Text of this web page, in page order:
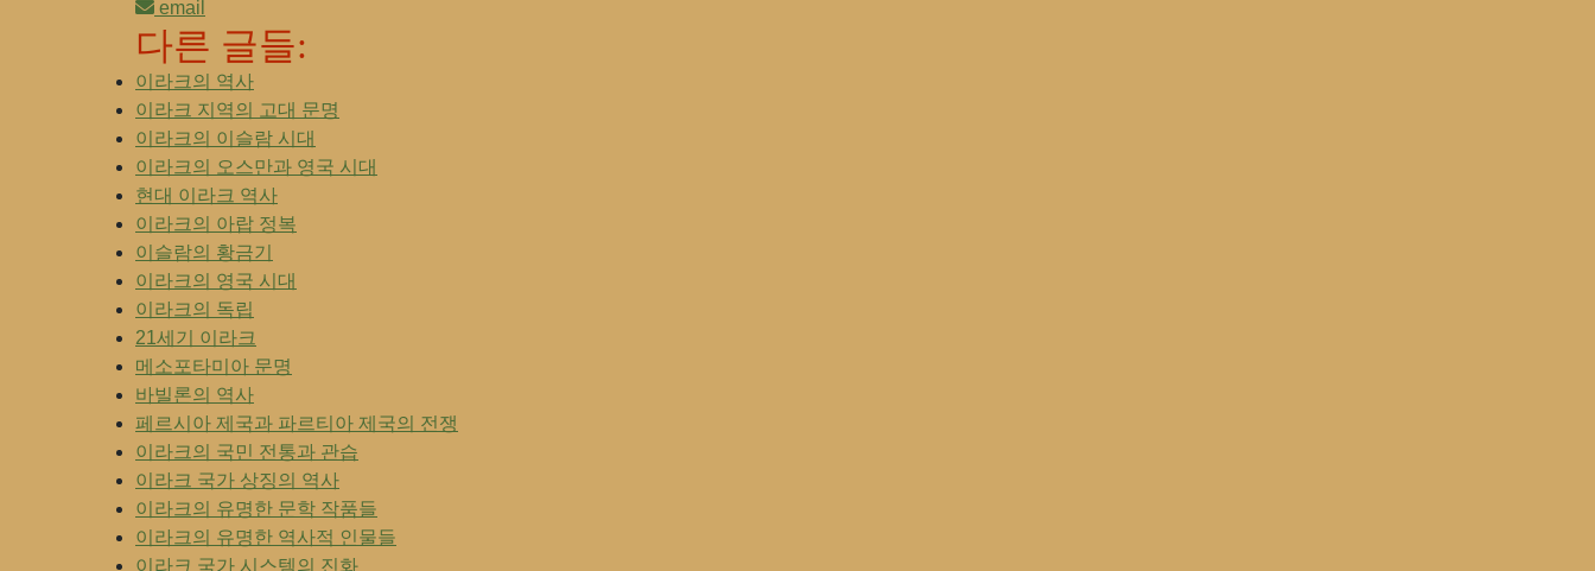
email
다른 글들:
이라크의 역사
이라크 지역의 고대 문명
이라크의 이슬람 시대
이라크의 오스만과 영국 시대
현대 이라크 역사
이라크의 아랍 정복
이슬람의 황금기
이라크의 영국 시대
이라크의 독립
21세기 이라크
메소포타미아 문명
바빌론의 역사
페르시아 제국과 파르티아 제국의 전쟁
이라크의 국민 전통과 관습
이라크 국가 상징의 역사
이라크의 유명한 문학 작품들
이라크의 유명한 역사적 인물들
이라크 국가 시스템의 진화